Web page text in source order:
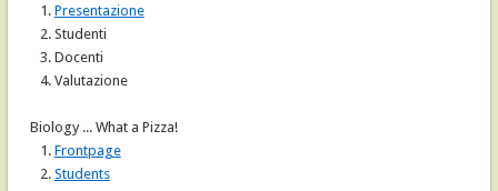
1. Presentazione
2. Studenti
3. Docenti
4. Valutazione
Biology ... What a Pizza!
1. Frontpage
2. Students